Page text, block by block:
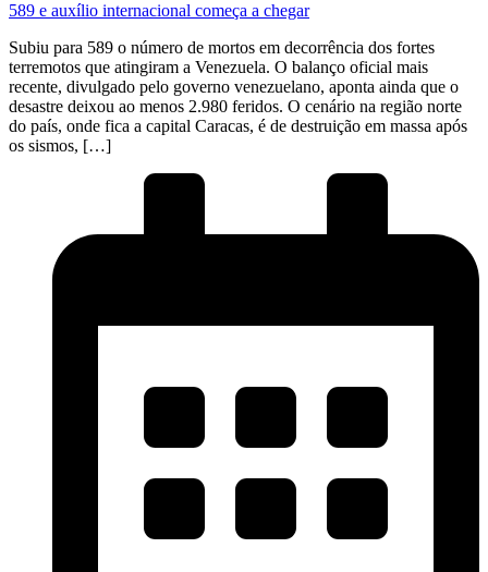
589 e auxílio internacional começa a chegar
Subiu para 589 o número de mortos em decorrência dos fortes
terremotos que atingiram a Venezuela. O balanço oficial mais
recente, divulgado pelo governo venezuelano, aponta ainda que o
desastre deixou ao menos 2.980 feridos. O cenário na região norte
do país, onde fica a capital Caracas, é de destruição em massa após
os sismos, […]